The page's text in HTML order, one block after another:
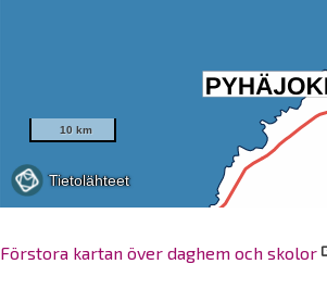
Förstora kartan över daghem och skolor